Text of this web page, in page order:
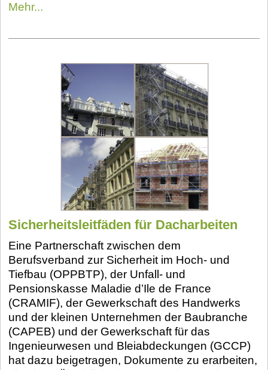
Mehr...
Sicherheitsleitfäden für Dacharbeiten
Eine Partnerschaft zwischen dem
Berufsverband zur Sicherheit im Hoch- und
Tiefbau (OPPBTP), der Unfall- und
Pensionskasse Maladie d’Ile de France
(CRAMIF), der Gewerkschaft des Handwerks
und der kleinen Unternehmen der Baubranche
(CAPEB) und der Gewerkschaft für das
Ingenieurwesen und Bleiabdeckungen (GCCP)
hat dazu beigetragen, Dokumente zu erarbeiten,